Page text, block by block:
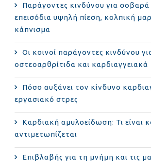
Παράγοντες κινδύνου για σοβαρά
επεισόδια υψηλή πίεση, κολπική
κάπνισμα
Οι κοινοί παράγοντες κινδύνου
οστεοαρθρίτιδα και καρδιαγγειακά
Πόσο αυξάνει τον κίνδυνο
εργασιακό στρες
Καρδιακή αμυλοείδωση: Τι είναι
αντιμετωπίζεται
Επιβλαβής για τη μνήμη και τις